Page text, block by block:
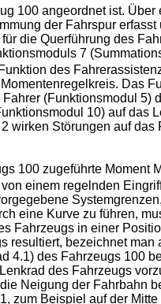
100 angeordnet ist.
der Fahrspur
die Querführung des
7
des
Das
(Funktionsmodul 5)
10) auf das
wirken Störungen auf
100 zugeführte Moment M
einem regelnden
eine Kurve zu führen,
Fahrzeugs in einer
resultiert, bezeichnet
4.1) des Fahrzeugs 100
des Fahrzeugs
Neigung der Fahrbahn
zum Beispiel auf der